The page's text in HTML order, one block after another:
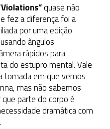
quase não
fez a diferença foi a
por uma edição
ângulos
rápidos para
do estupro mental. Vale
tomada em que vemos
mas não sabemos
parte do corpo é
dramática com